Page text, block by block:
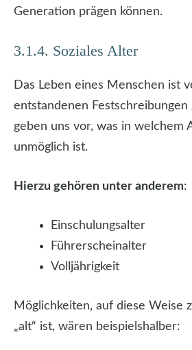
Generation prägen können.
3.1.4. Soziales Alter
Das Leben eines Menschen ist
entstandenen Festschreibungen
geben uns vor, was in welchem
unmöglich ist.
Hierzu gehören unter anderem:
Einschulungsalter
Führerscheinalter
Volljährigkeit
Möglichkeiten, auf diese Weise
„alt“ ist, wären beispielshalber: